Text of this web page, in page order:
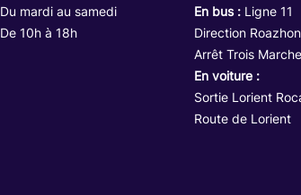
Du mardi au samedi
De 10h à 18h
En bus :Ligne 11
Direction
Arrêt Trois
En voiture :
Sortie Lorient
Route de Lorient